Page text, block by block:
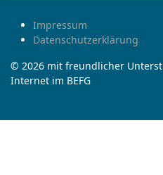
Impressum
Datenschutzerklärung
© 2026 mit freundlicher
Internet im BEFG